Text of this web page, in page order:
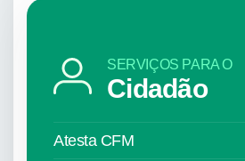
SERVIÇOS PARA O
Cidadão
Atesta CFM